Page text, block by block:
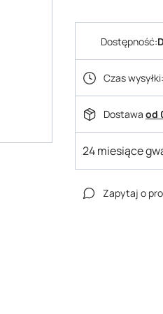
Dostępność:
Czas wysyłki:
Dostawa od
24 miesiące
Zapytaj o